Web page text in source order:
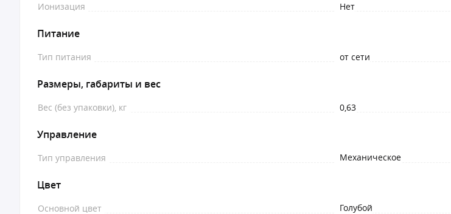
Ионизация Нет
Питание
Тип питания от сети
Размеры, габариты и вес
Вес (без упаковки), кг 0,63
Управление
Тип управления Механическое
Цвет
Основной цвет Голубой